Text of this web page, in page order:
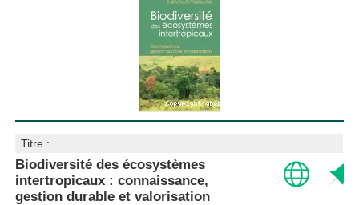
Titre :
Biodiversité des écosystèmes
intertropicaux : connaissance,
gestion durable et valorisation